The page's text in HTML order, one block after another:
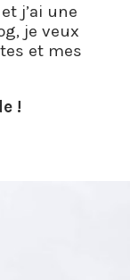
j’ai une
je veux
et mes
!